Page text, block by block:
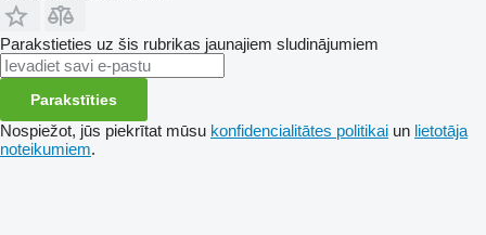
Parakstieties uz šis rubrikas jaunajiem sludinājumiem
Parakstīties
Nospiežot, jūs piekrītat mūsu konfidencialitātes politikai un lietotāja
noteikumiem.